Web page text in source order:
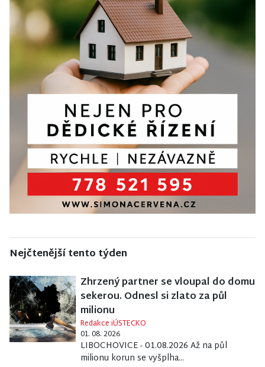
Nejčtenější tento týden
Zhrzený partner se vloupal do domu
sekerou. Odnesl si zlato za půl
milionu
Redakce iÚSTECKO
01. 08. 2026
LIBOCHOVICE - 01.08.2026 Až na půl
milionu korun se vyšplha...